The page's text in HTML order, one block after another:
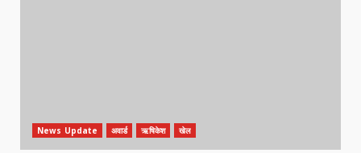
News Update अवार्ड ऋषिकेश खेल